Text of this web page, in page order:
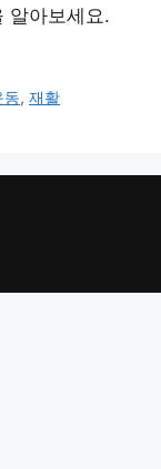
알아보세요.
동,재활